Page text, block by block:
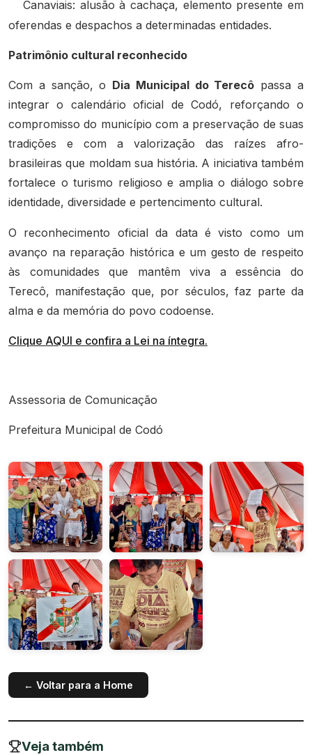
Canaviais: alusão à cachaça, elemento presente em
oferendas e despachos a determinadas entidades.
Patrimônio cultural reconhecido
Com a sanção, o Dia Municipal do Terecô passa a
integrar o calendário oficial de Codó, reforçando o
compromisso do município com a preservação de suas
tradições e com a valorização das raízes afro-
brasileiras que moldam sua história. A iniciativa também
fortalece o turismo religioso e amplia o diálogo sobre
identidade, diversidade e pertencimento cultural.
O reconhecimento oficial da data é visto como um
avanço na reparação histórica e um gesto de respeito
às comunidades que mantêm viva a essência do
Terecô, manifestação que, por séculos, faz parte da
alma e da memória do povo codoense.
Clique AQUI e confira a Lei na íntegra.
Assessoria de Comunicação
Prefeitura Municipal de Codó
← Voltar para a Home
Veja também